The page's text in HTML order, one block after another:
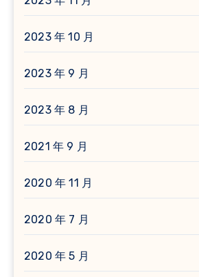
2023 年 10 月
2023 年 9 月
2023 年 8 月
2021 年 9 月
2020 年 11 月
2020 年 7 月
2020 年 5 月